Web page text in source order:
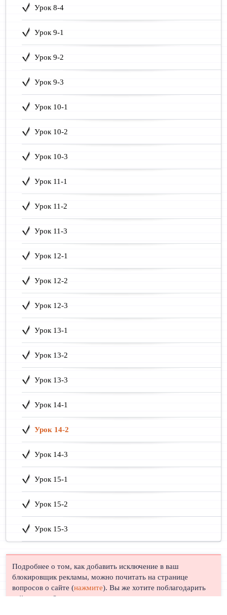
Урок 8-4
Урок 9-1
Урок 9-2
Урок 9-3
Урок 10-1
Урок 10-2
Урок 10-3
Урок 11-1
Урок 11-2
Урок 11-3
Урок 12-1
Урок 12-2
Урок 12-3
Урок 13-1
Урок 13-2
Урок 13-3
Урок 14-1
Урок 14-2
Урок 14-3
Урок 15-1
Урок 15-2
Урок 15-3
Подробнее о том, как добавить исключение в ваш
блокировщик рекламы, можно почитать на странице
вопросов о сайте (нажмите). Вы же хотите поблагодарить
сайт, правда?